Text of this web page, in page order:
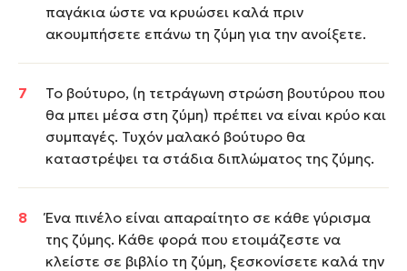
παγάκια ώστε να κρυώσει καλά πριν
ακουμπήσετε επάνω τη ζύμη για την ανοίξετε.
Το βούτυρο, (η τετράγωνη στρώση βουτύρου που
θα μπει μέσα στη ζύμη) πρέπει να είναι κρύο και
συμπαγές. Τυχόν μαλακό βούτυρο θα
καταστρέψει τα στάδια διπλώματος της ζύμης.
Ένα πινέλο είναι απαραίτητο σε κάθε γύρισμα
της ζύμης. Κάθε φορά που ετοιμάζεστε να
κλείστε σε βιβλίο τη ζύμη, ξεσκονίσετε καλά την